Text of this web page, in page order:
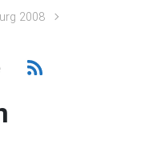
2008